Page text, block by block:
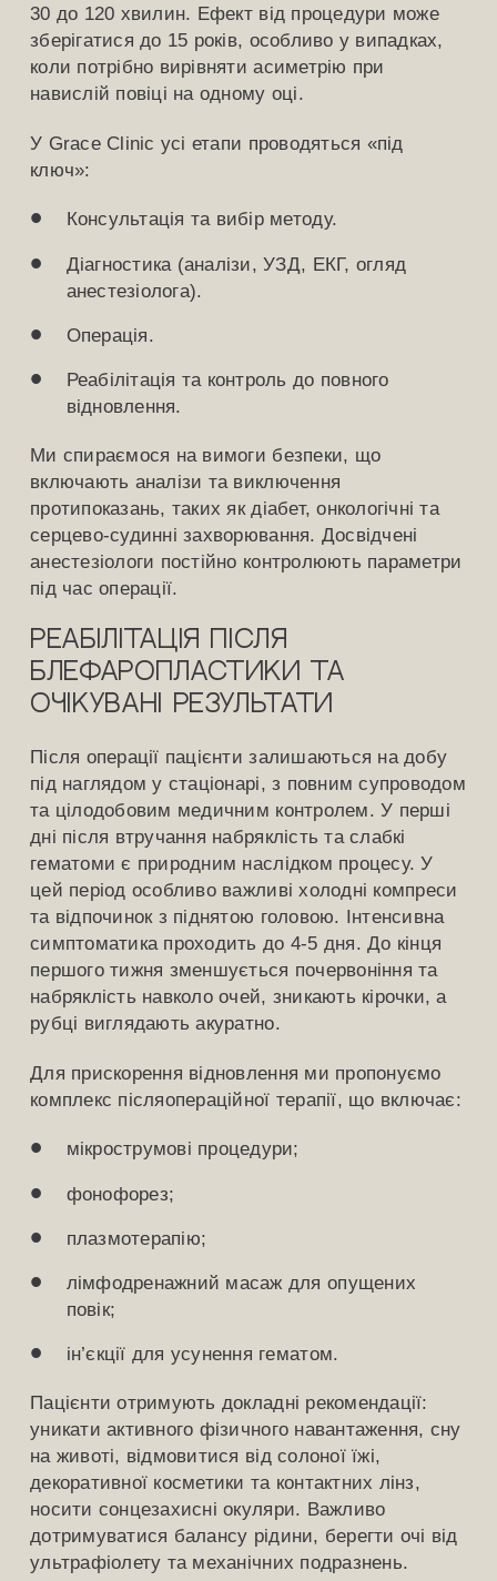
30 до 120 хвилин. Ефект від процедури може
зберігатися до 15 років, особливо у випадках,
коли потрібно вирівняти асиметрію при
навислій повіці на одному оці.
У Grace Clinic усі етапи проводяться «під
ключ»:
Консультація та вибір методу.
Діагностика (аналізи, УЗД, ЕКГ, огляд
анестезіолога).
Операція.
Реабілітація та контроль до повного
відновлення.
Ми спираємося на вимоги безпеки, що
включають аналізи та виключення
протипоказань, таких як діабет, онкологічні та
серцево-судинні захворювання. Досвідчені
анестезіологи постійно контролюють параметри
під час операції.
Реабілітація після
блефаропластики та
очікувані результати
Після операції пацієнти залишаються на добу
під наглядом у стаціонарі, з повним супроводом
та цілодобовим медичним контролем. У перші
дні після втручання набряклість та слабкі
гематоми є природним наслідком процесу. У
цей період особливо важливі холодні компреси
та відпочинок з піднятою головою. Інтенсивна
симптоматика проходить до 4-5 дня. До кінця
першого тижня зменшується почервоніння та
набряклість навколо очей, зникають кірочки, а
рубці виглядають акуратно.
Для прискорення відновлення ми пропонуємо
комплекс післяопераційної терапії, що включає:
мікрострумові процедури;
фонофорез;
плазмотерапію;
лімфодренажний масаж для опущених
повік;
ін’єкції для усунення гематом.
Пацієнти отримують докладні рекомендації:
уникати активного фізичного навантаження, сну
на животі, відмовитися від солоної їжі,
декоративної косметики та контактних лінз,
носити сонцезахисні окуляри. Важливо
дотримуватися балансу рідини, берегти очі від
ультрафіолету та механічних подразнень.